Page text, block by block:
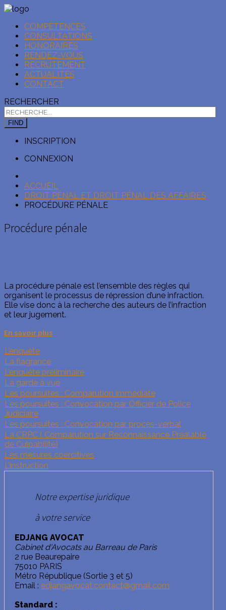
COMPÉTENCES
CONSULTATIONS
HONORAIRES
RENDEZ-VOUS
RECRUTEMENT
ACTUALITÉS
CONTACT
RECHERCHER
FIND
INSCRIPTION
CONNEXION
ACCUEIL
DROIT PÉNAL ET DROIT PÉNAL DES AFFAIRES
PROCÉDURE PÉNALE
Procédure pénale
La procédure pénale est l’ensemble des règles qui
organisent le processus de répression d’une infraction.
Elle vise donc à la recherche des auteurs de l’infraction
et leur jugement.
En savoir plus
L’enquête
La flagrance
L’enquête préliminaire
La garde à vue
Les poursuites : Comparution immédiate
Les poursuites : Convocation par Officier de Police
Judiciaire
Les poursuites : Convocation par procès-verbal
La CRPC ( Comparution sur Reconnaissance Préalable
de Culpabilité)
Les mesures coercitives
L’instruction
Notre expertise juridique
à votre service
EDJANG AVOCAT
Cabinet d'Avocats au Barreau de Paris
2 rue Beaurepaire
75010 PARIS
Métro République (Sortie 3 et 5)
Email : edjangavocat.contact@gmail.com
Standard :